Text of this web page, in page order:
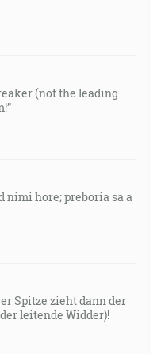
(not the leading
nimi hore; preboria sa a
Spitze zieht dann der
leitende Widder)!